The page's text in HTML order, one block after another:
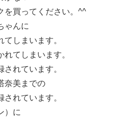
を買ってください。^^
ゃんに
てしまいます。
てしまいます。
れています。
奈美までの
れています。
）に